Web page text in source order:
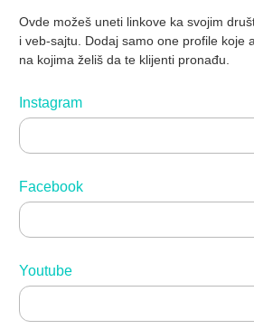
Ovde možeš uneti linkove ka svojim
i veb-sajtu. Dodaj samo one profile koje
na kojima želiš da te klijenti pronađu.
Instagram
Facebook
Youtube